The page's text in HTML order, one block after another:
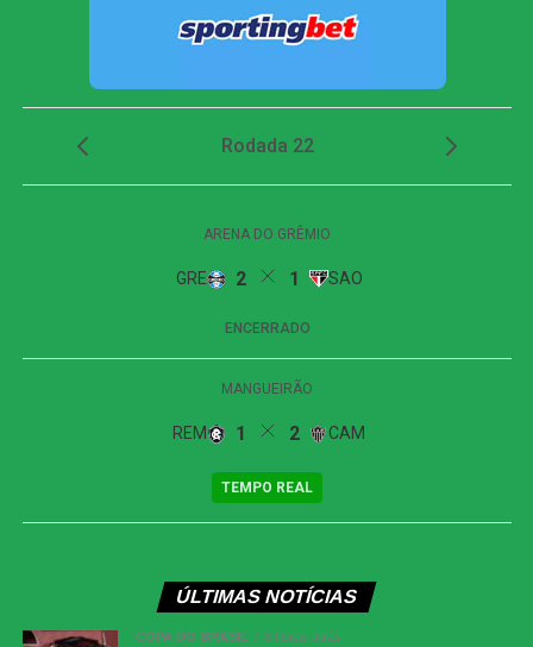
mas o gol foi anulado e confirmado pelo impedimento
Nos minutos finais, o Corinthians quase virou. Aos 42, o
Carrillo aproveitou o rebote e bateu de longe, mas errou o
alvo, mantendo o empate no placar.
Com o resultado, o Bahia subiu para 31 pontos e
do Red Bull Bragantino para o Coritiba para se manter na
colocação. O Corinthians caiu para o oitavo lugar, com 28
vençam seus jogos neste domingo, o Timão pode
Próximos jogos
21h30 (de Brasília)
Local:Maracanã, no Rio de Janeiro (RJ)
ÚLTIMAS NOTÍCIAS
COPA DO BRASIL 8 horas atrás